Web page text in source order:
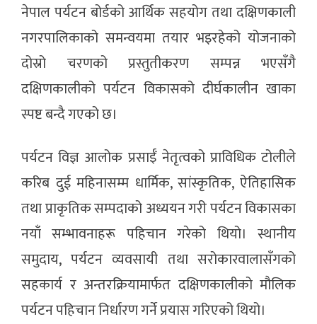
नेपाल पर्यटन बोर्डको आर्थिक सहयोग तथा दक्षिणकाली
नगरपालिकाको समन्वयमा तयार भइरहेको योजनाको
दोस्रो चरणको प्रस्तुतीकरण सम्पन्न भएसँगै
दक्षिणकालीको पर्यटन विकासको दीर्घकालीन खाका
स्पष्ट बन्दै गएको छ।
पर्यटन विज्ञ आलोक प्रसाईँ नेतृत्वको प्राविधिक टोलीले
करिब दुई महिनासम्म धार्मिक, सांस्कृतिक, ऐतिहासिक
तथा प्राकृतिक सम्पदाको अध्ययन गरी पर्यटन विकासका
नयाँ सम्भावनाहरू पहिचान गरेको थियो। स्थानीय
समुदाय, पर्यटन व्यवसायी तथा सरोकारवालासँगको
सहकार्य र अन्तरक्रियामार्फत दक्षिणकालीको मौलिक
पर्यटन पहिचान निर्धारण गर्ने प्रयास गरिएको थियो।